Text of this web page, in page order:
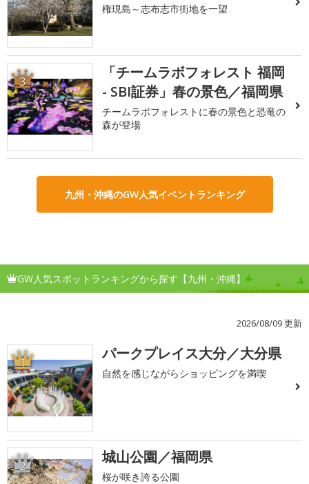
権現島～志布志市街地を一望
3
「チームラボフォレスト 福岡
- SBI証券」春の景色／福岡県
チームラボフォレストに春の景色と恐竜の
森が登場
九州・沖縄のGW人気イベントランキング
GW人気スポットランキングから探す【九州・沖縄】
2026/08/09 更新
1 パークプレイス大分／大分県
自然を感じながらショッピングを満喫
2 城山公園／福岡県
桜が咲き誇る公園